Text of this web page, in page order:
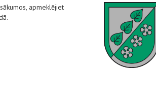
apmeklējiet